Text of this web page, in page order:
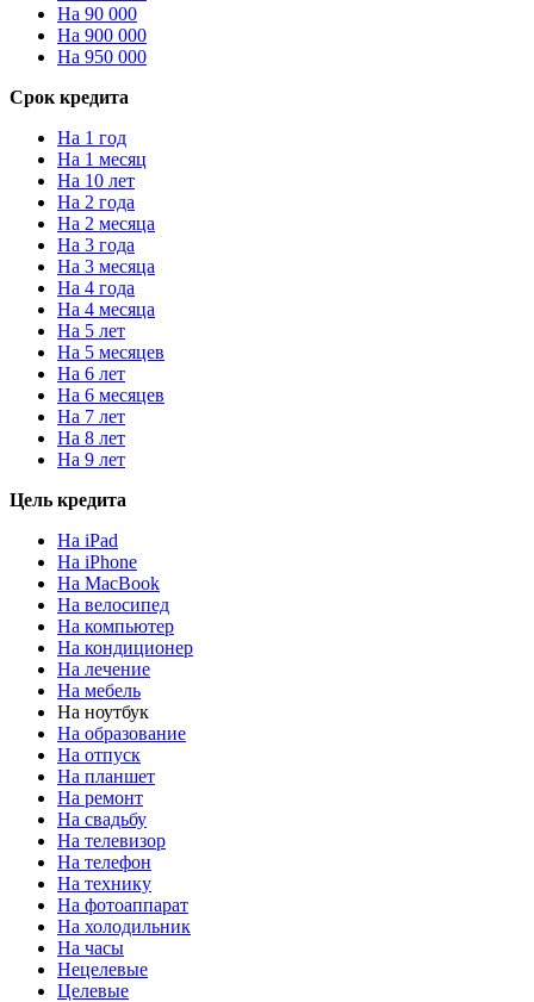
На 90 000
На 900 000
На 950 000
Срок кредита
На 1 год
На 1 месяц
На 10 лет
На 2 года
На 2 месяца
На 3 года
На 3 месяца
На 4 года
На 4 месяца
На 5 лет
На 5 месяцев
На 6 лет
На 6 месяцев
На 7 лет
На 8 лет
На 9 лет
Цель кредита
На iPad
На iPhone
На MacBook
На велосипед
На компьютер
На кондиционер
На лечение
На мебель
На ноутбук
На образование
На отпуск
На планшет
На ремонт
На свадьбу
На телевизор
На телефон
На технику
На фотоаппарат
На холодильник
На часы
Нецелевые
Целевые